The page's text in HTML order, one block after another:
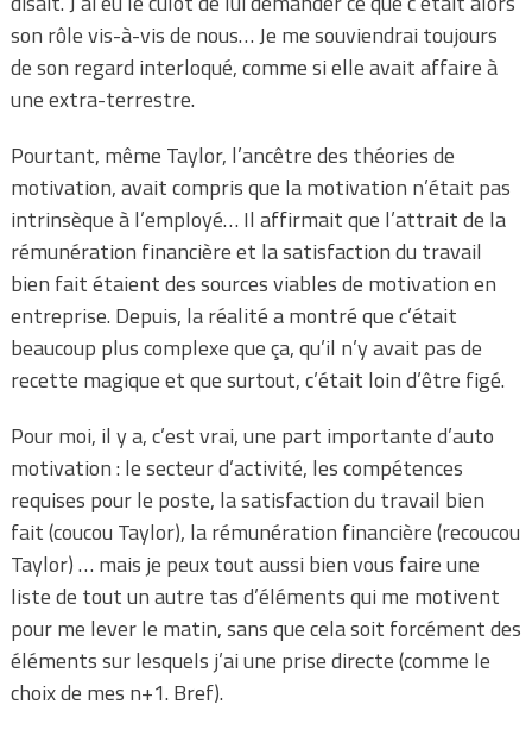
son rôle vis-à-vis de nous… Je me souviendrai toujours
de son regard interloqué, comme si elle avait affaire à
une extra-terrestre.
Pourtant, même Taylor, l’ancêtre des théories de
motivation, avait compris que la motivation n’était pas
intrinsèque à l’employé… Il affirmait que l’attrait de la
rémunération financière et la satisfaction du travail
bien fait étaient des sources viables de motivation en
entreprise. Depuis, la réalité a montré que c’était
beaucoup plus complexe que ça, qu’il n’y avait pas de
recette magique et que surtout, c’était loin d’être figé.
Pour moi, il y a, c’est vrai, une part importante d’auto
motivation : le secteur d’activité, les compétences
requises pour le poste, la satisfaction du travail bien
fait (coucou Taylor), la rémunération financière (recoucou
Taylor) … mais je peux tout aussi bien vous faire une
liste de tout un autre tas d’éléments qui me motivent
pour me lever le matin, sans que cela soit forcément des
éléments sur lesquels j’ai une prise directe (comme le
choix de mes n+1. Bref).